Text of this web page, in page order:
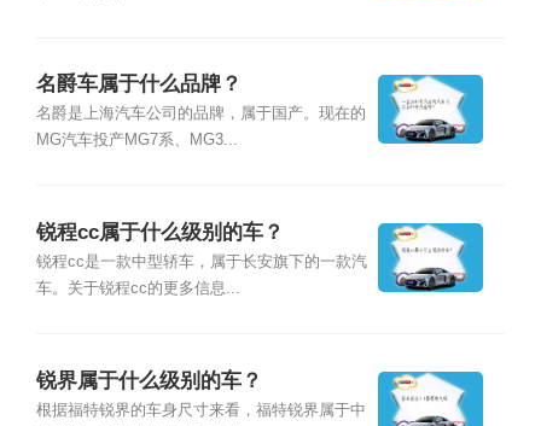
名爵车属于什么品牌？
名爵是上海汽车公司的品牌，属于国产。现在的
MG汽车投产MG7系、MG3...
锐程cc属于什么级别的车？
锐程cc是一款中型轿车，属于长安旗下的一款汽
车。关于锐程cc的更多信息...
锐界属于什么级别的车？
根据福特锐界的车身尺寸来看，福特锐界属于中